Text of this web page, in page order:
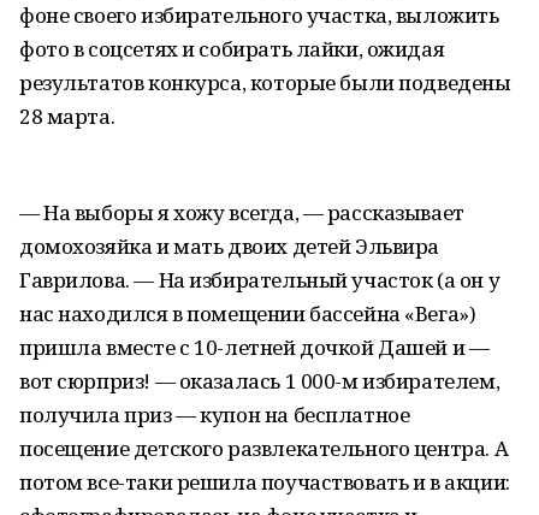
фоне своего избирательного участка, выложить
фото в соцсетях и собирать лайки, ожидая
результатов конкурса, которые были подведены
28 марта.
— На выборы я хожу всегда, — рассказывает
домохозяйка и мать двоих детей Эльвира
Гаврилова. — На избирательный участок (а он у
нас находился в помещении бассейна «Вега»)
пришла вместе с 10-летней дочкой Дашей и —
вот сюрприз! — оказалась 1 000-м избирателем,
получила приз — купон на бесплатное
посещение детского развлекательного центра. А
потом все-таки решила поучаствовать и в акции: